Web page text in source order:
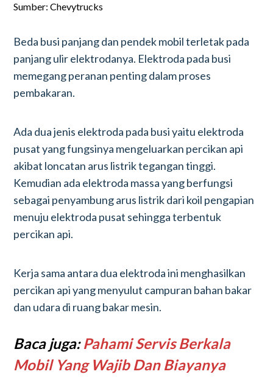
Sumber: Chevytrucks
Beda busi panjang dan pendek mobil terletak pada
panjang ulir elektrodanya. Elektroda pada busi
memegang peranan penting dalam proses
pembakaran.
Ada dua jenis elektroda pada busi yaitu elektroda
pusat yang fungsinya mengeluarkan percikan api
akibat loncatan arus listrik tegangan tinggi.
Kemudian ada elektroda massa yang berfungsi
sebagai penyambung arus listrik dari koil pengapian
menuju elektroda pusat sehingga terbentuk
percikan api.
Kerja sama antara dua elektroda ini menghasilkan
percikan api yang menyulut campuran bahan bakar
dan udara di ruang bakar mesin.
Baca juga:Pahami Servis Berkala
Mobil Yang Wajib Dan Biayanya